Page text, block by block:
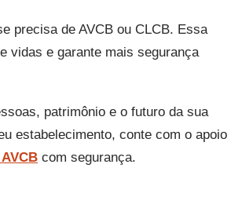
precisa de AVCB ou CLCB. Essa
vidas e garante mais segurança
patrimônio e o futuro da sua
estabelecimento, conte com o apoio
com segurança.